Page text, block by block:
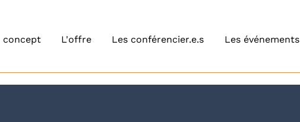
concept L'offre Les conférencier.e.s Les événements